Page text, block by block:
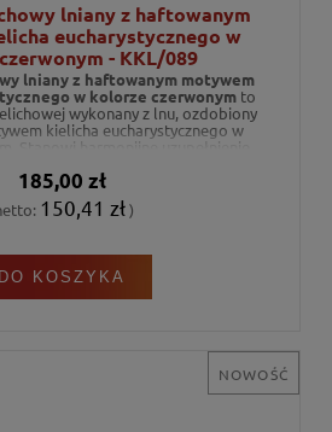
lniany z haftowanym
eucharystycznego w
- KKL/089
lniany z haftowanym motywem
w kolorze czerwonym to
wykonany z lnu, ozdobiony
kielicha eucharystycznego w
Stanowi harmonijne uzupełnienie
185,00 zł
150,41 zł)
DO KOSZYKA
NOWOŚĆ